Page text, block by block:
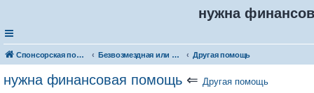
нужна
Спонсорская помощь. Разместите своё объявление в соответствующей рубрике Безвозмездная или условно-безвозмездная помощь Другая помощь
нужна финансовая помощь ⇐ Другая помощь